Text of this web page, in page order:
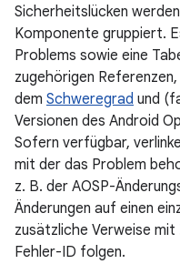
Sicherheitslücken
Komponente gruppiert.
Problems sowie eine
zugehörigen
dem Schweregrad und
Versionen des Android
Sofern verfügbar,
mit der das Problem
z. B. der AOSP-
Änderungen auf einen
zusätzliche Verweise mit
Fehler-ID folgen.